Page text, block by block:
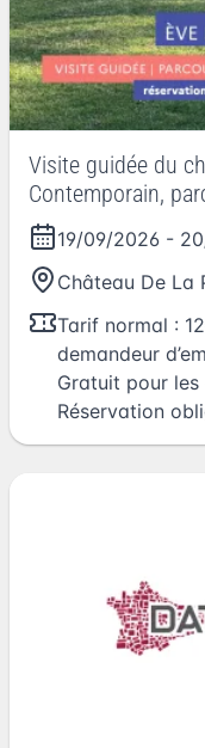
Visite guidée du
Contemporain,
restaurateurs d'Art
19/09/2026 -
Château De La
Tarif normal :
demandeur
Gratuit pour les
Réservation